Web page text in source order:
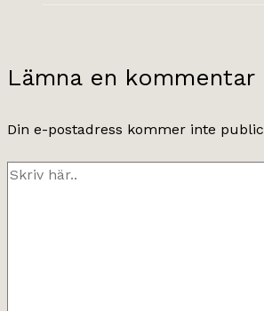
Lämna en kommentar
Din e-postadress kommer inte
Skriv